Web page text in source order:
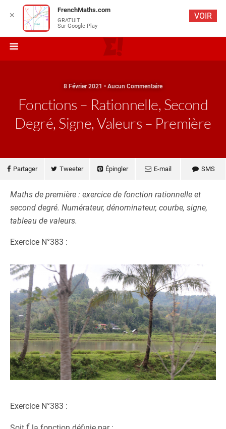
8 Février 2021 • Aucun Commentaire
Fonctions – Rationnelle, Second
Degré, Signe, Valeurs – Première
Partager Tweeter Épingler E-mail SMS
Maths de première : exercice de fonction rationnelle et
second degré. Numérateur, dénominateur, courbe, signe,
tableau de valeurs.
Exercice N°383 :
Exercice N°383 :
✕
FrenchMaths.com
GRATUIT
Sur Google Play
VOIR